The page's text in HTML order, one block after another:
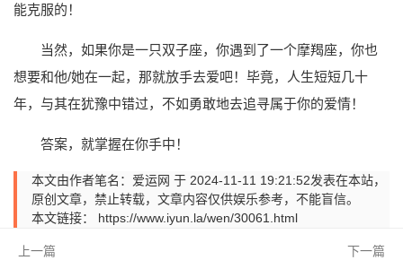
能克服的！
当然，如果你是一只双子座，你遇到了一个摩羯座，你也
想要和他/她在一起，那就放手去爱吧！毕竟，人生短短几十
年，与其在犹豫中错过，不如勇敢地去追寻属于你的爱情！
答案，就掌握在你手中！
本文由作者笔名：爱运网 于 2024-11-11 19:21:52发表在本站，
原创文章，禁止转载，文章内容仅供娱乐参考，不能盲信。
本文链接： https://www.iyun.la/wen/30061.html
上一篇
下一篇